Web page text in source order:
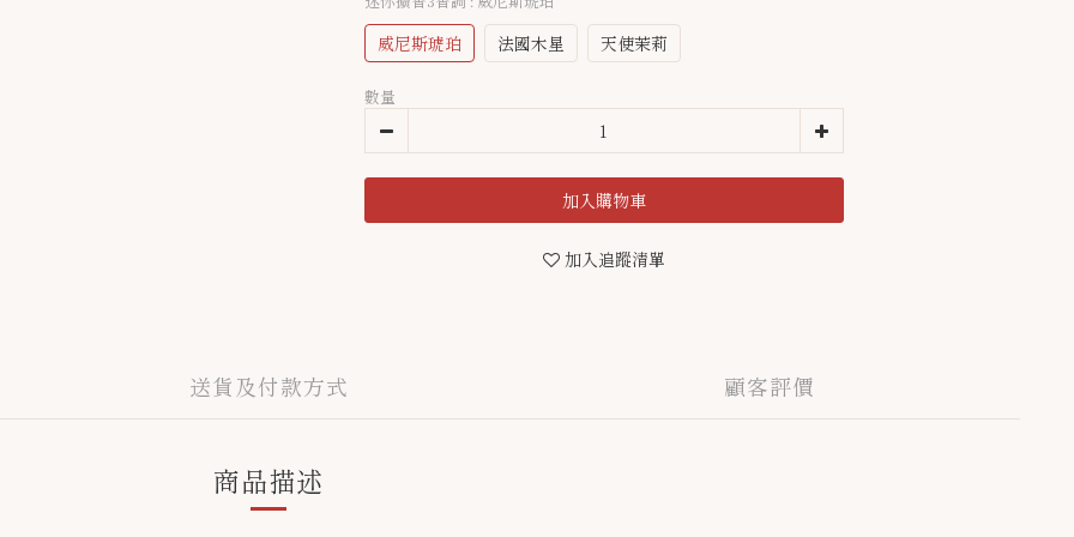
威尼斯琥珀 法國木星 天使茉莉
數量
加入購物車
加入追蹤清單
送貨及付款方式 顧客評價
商品描述